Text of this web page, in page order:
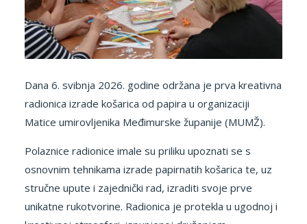
Dana 6. svibnja 2026. godine održana je prva kreativna
radionica izrade košarica od papira u organizaciji
Matice umirovljenika Međimurske županije (MUMŽ).
Polaznice radionice imale su priliku upoznati se s
osnovnim tehnikama izrade papirnatih košarica te, uz
stručne upute i zajednički rad, izraditi svoje prve
unikatne rukotvorine. Radionica je protekla u ugodnoj i